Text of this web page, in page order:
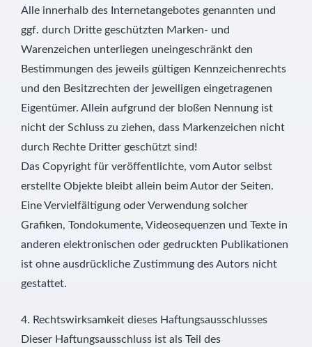
Alle innerhalb des Internetangebotes genannten und
ggf. durch Dritte geschützten Marken- und
Warenzeichen unterliegen uneingeschränkt den
Bestimmungen des jeweils gültigen Kennzeichenrechts
und den Besitzrechten der jeweiligen eingetragenen
Eigentümer. Allein aufgrund der bloßen Nennung ist
nicht der Schluss zu ziehen, dass Markenzeichen nicht
durch Rechte Dritter geschützt sind!
Das Copyright für veröffentlichte, vom Autor selbst
erstellte Objekte bleibt allein beim Autor der Seiten.
Eine Vervielfältigung oder Verwendung solcher
Grafiken, Tondokumente, Videosequenzen und Texte in
anderen elektronischen oder gedruckten Publikationen
ist ohne ausdrückliche Zustimmung des Autors nicht
gestattet.
4. Rechtswirksamkeit dieses Haftungsausschlusses
Dieser Haftungsausschluss ist als Teil des